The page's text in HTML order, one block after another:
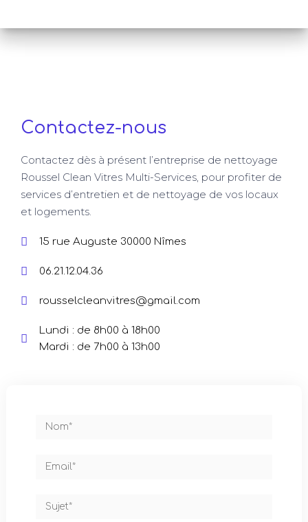
Contactez-nous
Contactez dès à présent l’entreprise de nettoyage
Roussel Clean Vitres Multi-Services, pour profiter de
services d’entretien et de nettoyage de vos locaux
et logements.
15 rue Auguste 30000 Nîmes
06.21.12.04.36
rousselcleanvitres@gmail.com
Lundi : de 8h00 à 18h00
Mardi : de 7h00 à 13h00